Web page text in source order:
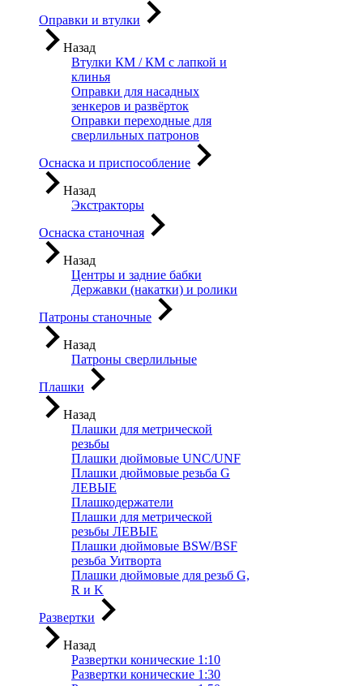
Оправки и втулки
Назад
Втулки КМ / КМ с лапкой и
клинья
Оправки для насадных
зенкеров и развёрток
Оправки переходные для
сверлильных патронов
Оснаска и приспособление
Назад
Экстракторы
Оснаска станочная
Назад
Центры и задние бабки
Державки (накатки) и ролики
Патроны станочные
Назад
Патроны сверлильные
Плашки
Назад
Плашки для метрической
резьбы
Плашки дюймовые UNC/UNF
Плашки дюймовые резьба G
ЛЕВЫЕ
Плашкодержатели
Плашки для метрической
резьбы ЛЕВЫЕ
Плашки дюймовые BSW/BSF
резьба Уитворта
Плашки дюймовые для резьб G,
R и K
Развертки
Назад
Развертки конические 1:10
Развертки конические 1:30